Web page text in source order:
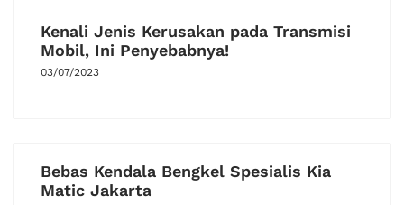
Kenali Jenis Kerusakan pada Transmisi
Mobil, Ini Penyebabnya!
03/07/2023
Bebas Kendala Bengkel Spesialis Kia
Matic Jakarta